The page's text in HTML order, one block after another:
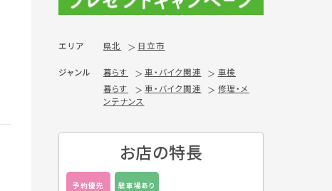
エリア 県北 日立市
ジャンル 暮らす 車・バイク関連
車検
暮らす
車・バイク関連
修理・メ
ンテナンス
お店の特長
予約優先 駐車場あり